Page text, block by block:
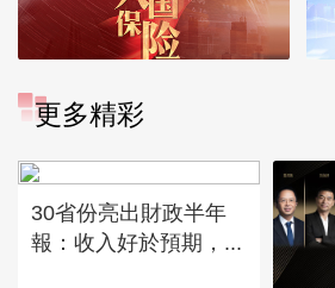
更多精彩
30省份亮出財政半年
報：收入好於預期，...